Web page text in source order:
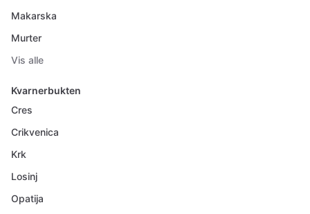
Makarska
Murter
Vis alle
Kvarnerbukten
Cres
Crikvenica
Krk
Losinj
Opatija